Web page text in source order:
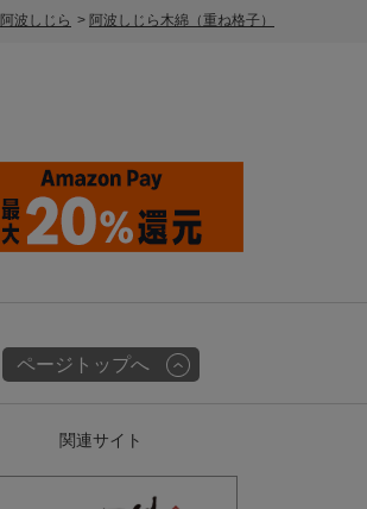
阿波しじら > 阿波しじら木綿（重ね格子）
ページトップへ
関連サイト